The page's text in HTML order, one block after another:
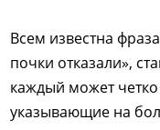
Всем известна
почки отказали»,
каждый может
указывающие на